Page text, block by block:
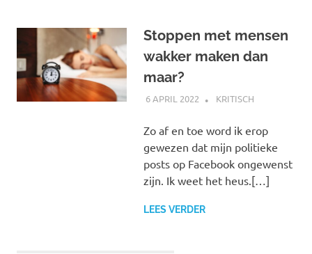
Stoppen met mensen
wakker maken dan
maar?
6 APRIL 2022 MARJOLEIN
KRITISCH
Zo af en toe word ik erop
gewezen dat mijn politieke
posts op Facebook ongewenst
zijn. Ik weet het heus.[…]
LEES VERDER